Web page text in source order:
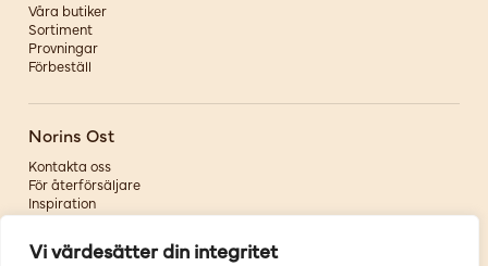
Vi värdesätter din integritet
Våra butiker
Sortiment
Provningar
Förbeställ
Norins Ost
Kontakta oss
För återförsäljare
Inspiration
Om oss